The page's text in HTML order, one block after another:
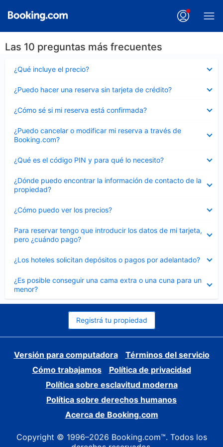
Las 10 preguntas más frecuentes
¿Qué incluye el precio?
cerrado
¿Puedo hacer una reserva sin tarjeta de crédito?
cerrado
¿Cómo sé si mi reserva está confirmada?
cerrado
¿Puedo cancelar o modificar mi reserva a través de
Booking.com?
cerrado
¿Qué es el código PIN y para qué lo necesito?
cerrado
¿Dónde puedo encontrar la información de contacto de la
propiedad?
cerrado
¿Cómo puedo ver los precios?
cerrado
Para reservar tengo que introducir los datos de mi tarjeta,
pero ¿cuándo pago?
cerrado
¿Los hoteles solicitan depósitos o pagos por adelantado?
cerrado
¿Es posible conseguir una cama extra o una cuna para un
menor?
cerrado
Registrá tu propiedad
Versión para computadora
Términos del servicio
Cómo trabajamos
Política de privacidad
Política sobre esclavitud moderna
Política sobre derechos humanos
Acerca de Booking.com
Copyright © 1996–2026 Booking.com™. Todos los